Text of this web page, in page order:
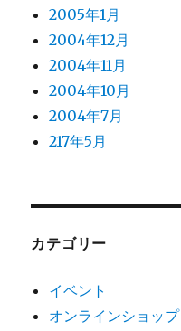
2005年1月
2004年12月
2004年11月
2004年10月
2004年7月
217年5月
カテゴリー
イベント
オンラインショップ